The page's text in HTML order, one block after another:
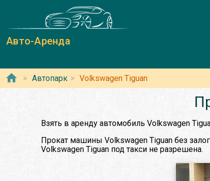
Авто-Аренда
Автопарк Volkswagen Tiguan
Взять в аренду автомобиль Volkswagen
Прокат машины Volkswagen Tiguan без
Volkswagen Tiguan под такси не разрешена.